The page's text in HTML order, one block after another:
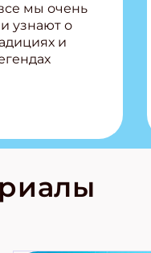
мы очень
узнают о
и
и
игра